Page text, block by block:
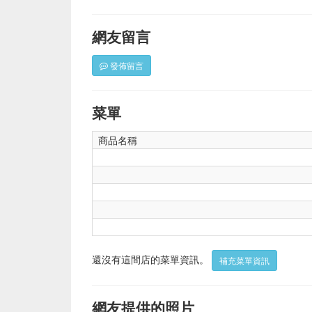
網友留言
發佈留言
菜單
商品名稱
還沒有這間店的菜單資訊。 補充菜單資訊
網友提供的照片